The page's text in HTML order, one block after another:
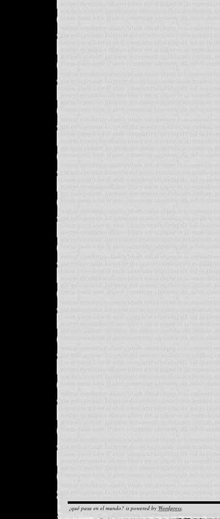
¿qué pasa en el mundo? is powered by Wordpress.